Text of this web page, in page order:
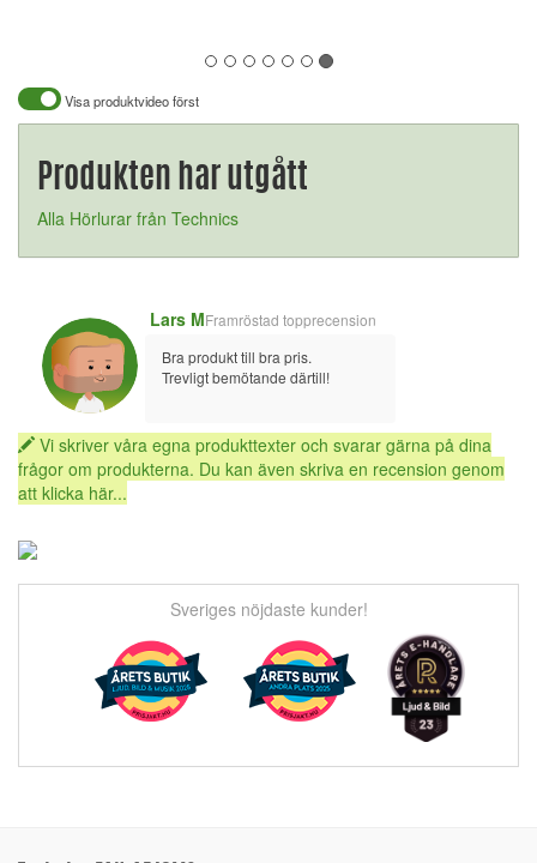
Visa produktvideo först
Produkten har utgått
Alla Hörlurar från Technics
Lars MFramröstad topprecension
Bra produkt till bra pris.
Trevligt bemötande därtill!
Vi skriver våra egna produkttexter och svarar gärna på dina
frågor om produkterna. Du kan även skriva en recension genom
att klicka här...
Sveriges nöjdaste kunder!